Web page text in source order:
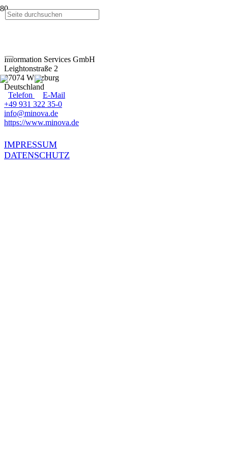
Information Services GmbH
Leightonstraße 2
97074 Würzburg
Deutschland
+49 931 322 35-0
info@minova.de
https://www.minova.de
IMPRESSUM
DATENSCHUTZ